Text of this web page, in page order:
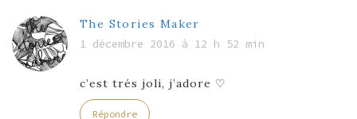
The Stories Maker
1 décembre 2016 à 12 h 52 min
c’est trés joli, j’adore ♡
Répondre